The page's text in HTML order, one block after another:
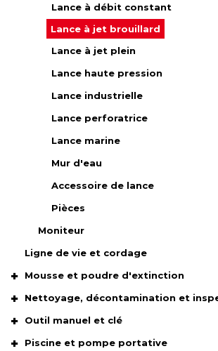
Lance à débit constant
Lance à jet brouillard
Lance à jet plein
Lance haute pression
Lance industrielle
Lance perforatrice
Lance marine
Mur d'eau
Accessoire de lance
Pièces
Moniteur
Ligne de vie et cordage
Mousse et poudre d'extinction
Nettoyage, décontamination et
Outil manuel et clé
Piscine et pompe portative